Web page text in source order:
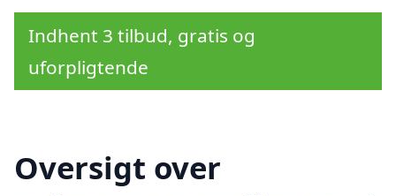
Indhent 3 tilbud, gratis og
uforpligtende
Oversigt over